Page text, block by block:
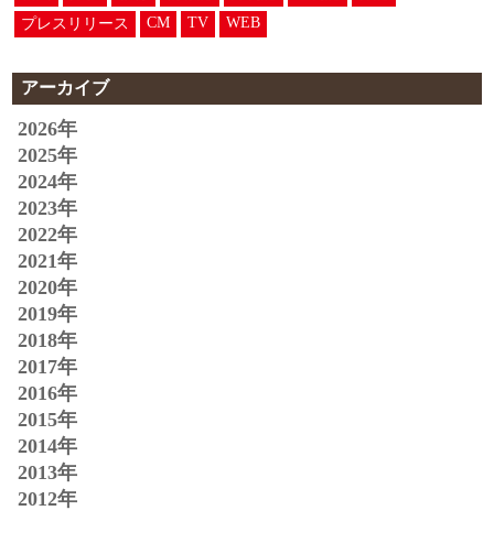
プレスリリース
CM TV WEB
アーカイブ
2026年
2025年
2024年
2023年
2022年
2021年
2020年
2019年
2018年
2017年
2016年
2015年
2014年
2013年
2012年